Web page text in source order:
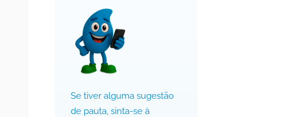
Se tiver alguma sugestão
de pauta, sinta-se à